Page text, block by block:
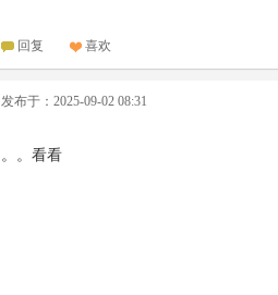
回复 喜欢
发布于：2025-09-02 08:31
。。看看